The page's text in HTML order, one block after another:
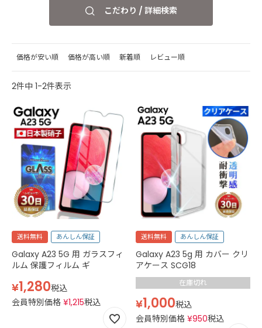
こだわり / 詳細検索
価格が安い順 価格が高い順 新着順 レビュー順
2件中 1-2件表示
送料無料 あんしん保証
Galaxy A23 5G 用 ガラスフィ
ルム 保護フィルム ギ
¥1,280税込
会員特別価格 ¥1,215税込
送料無料 あんしん保証
Galaxy A23 5g 用 カバー クリ
アケース SCG18
在庫切れ
¥1,000税込
会員特別価格 ¥950税込